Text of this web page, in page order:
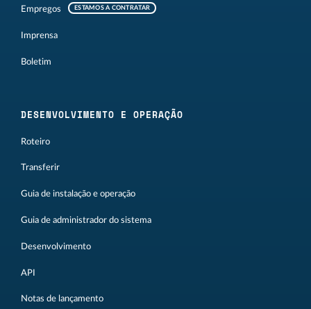
Empregos ESTAMOS A CONTRATAR
Imprensa
Boletim
DESENVOLVIMENTO E OPERAÇÃO
Roteiro
Transferir
Guia de instalação e operação
Guia de administrador do sistema
Desenvolvimento
API
Notas de lançamento